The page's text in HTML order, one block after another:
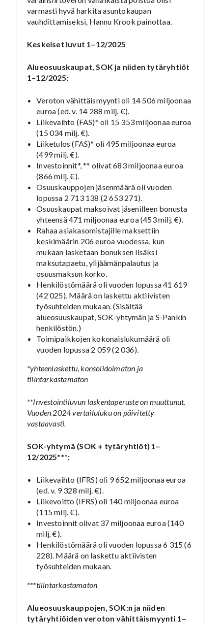
varmasti hyvä harkita asuntokaupan
vauhdittamiseksi, Hannu Krook painottaa.
Keskeiset luvut 1–12/2025
Alueosuuskaupat, SOK ja niiden tytäryhtiöt
1–12/2025:
Veroton vähittäismyynti oli 14 506 miljoonaa
euroa (ed. v. 14 288 milj. €).
Liikevaihto (FAS)* oli 15 353 miljoonaa euroa
(15 034 milj. €).
Liiketulos (FAS)* oli 495 miljoonaa euroa
(499 milj. €).
Investoinnit*, ** olivat 683 miljoonaa euroa
(866 milj. €).
Osuuskauppojen jäsenmäärä oli vuoden
lopussa 2 713 138 (2 653 271).
Osuuskaupat maksoivat jäsenilleen bonusta
yhteensä 471 miljoonaa euroa (453 milj. €).
Rahaa asiakasomistajille maksettiin
keskimäärin 206 euroa vuodessa, kun
mukaan lasketaan bonuksen lisäksi
maksutapaetu, ylijäämänpalautus ja
osuusmaksun korko.
Henkilöstömäärä oli vuoden lopussa 41 619
(42 025). Määrä on laskettu aktiivisten
työsuhteiden mukaan. (Sisältää
alueosuuskaupat, SOK-yhtymän ja S-Pankin
henkilöstön.)
Toimipaikkojen kokonaislukumäärä oli
vuoden lopussa 2 059 (2 036).
*yhteenlaskettu, konsolidoimaton ja
tilintarkastamaton
**Investointiluvun laskentaperuste on muuttunut.
Vuoden 2024 vertailuluku on päivitetty
vastaavasti.
SOK-yhtymä (SOK + tytäryhtiöt) 1–
12/2025***:
Liikevaihto (IFRS) oli 9 652 miljoonaa euroa
(ed. v. 9 328 milj. €).
Liikevoitto (IFRS) oli 140 miljoonaa euroa
(115 milj. €).
Investoinnit olivat 37 miljoonaa euroa (140
milj. €).
Henkilöstömäärä oli vuoden lopussa 6 315 (6
228). Määrä on laskettu aktiivisten
työsuhteiden mukaan.
***tilintarkastamaton
Alueosuuskauppojen, SOK:n ja niiden
tytäryhtiöiden veroton vähittäismyynti 1–